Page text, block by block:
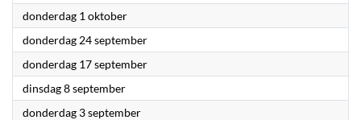
donderdag 1 oktober2026
donderdag 24 september2026
donderdag 17 september2026
dinsdag 8 september2026
donderdag 3 september2026